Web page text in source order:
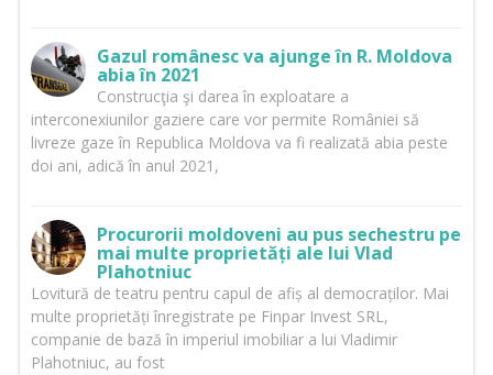
Gazul românesc va ajunge în R. Moldova
abia în 2021
Construcţia şi darea în exploatare a
interconexiunilor gaziere care vor permite României să
livreze gaze în Republica Moldova va fi realizată abia peste
doi ani, adică în anul 2021,
Procurorii moldoveni au pus sechestru pe
mai multe proprietăți ale lui Vlad
Plahotniuc
Lovitură de teatru pentru capul de afiș al democraților. Mai
multe proprietăți înregistrate pe Finpar Invest SRL,
companie de bază în imperiul imobiliar a lui Vladimir
Plahotniuc, au fost